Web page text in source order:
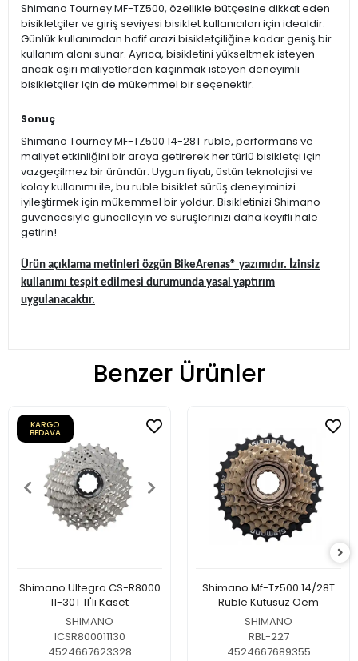
Shimano Tourney MF-TZ500, özellikle bütçesine dikkat eden
bisikletçiler ve giriş seviyesi bisiklet kullanıcıları için idealdir.
Günlük kullanımdan hafif arazi bisikletçiliğine kadar geniş bir
kullanım alanı sunar. Ayrıca, bisikletini yükseltmek isteyen
ancak aşırı maliyetlerden kaçınmak isteyen deneyimli
bisikletçiler için de mükemmel bir seçenektir.
Sonuç
Shimano Tourney MF-TZ500 14-28T ruble, performans ve
maliyet etkinliğini bir araya getirerek her türlü bisikletçi için
vazgeçilmez bir üründür. Uygun fiyatı, üstün teknolojisi ve
kolay kullanımı ile, bu ruble bisiklet sürüş deneyiminizi
iyileştirmek için mükemmel bir yoldur. Bisikletinizi Shimano
güvencesiyle güncelleyin ve sürüşlerinizi daha keyifli hale
getirin!
Ürün açıklama metinleri özgün BikeArenas® yazımıdır. İzinsiz
kullanımı tespit edilmesi durumunda yasal yaptırım
uygulanacaktır.
Benzer Ürünler
KARGO
BEDAVA
Shimano Ultegra CS-R8000
11-30T 11'li Kaset
SHIMANO
ICSR800011130
4524667623328
Shimano Mf-Tz500 14/28T
Ruble Kutusuz Oem
SHIMANO
RBL-227
4524667689355